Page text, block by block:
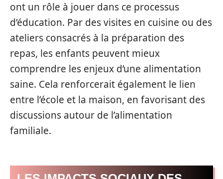
ont un rôle à jouer dans ce processus
d’éducation. Par des visites en cuisine ou des
ateliers consacrés à la préparation des
repas, les enfants peuvent mieux
comprendre les enjeux d’une alimentation
saine. Cela renforcerait également le lien
entre l’école et la maison, en favorisant des
discussions autour de l’alimentation
familiale.